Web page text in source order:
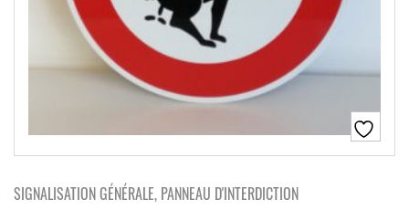
SIGNALISATION GÉNÉRALE, PANNEAU D'INTERDICTION